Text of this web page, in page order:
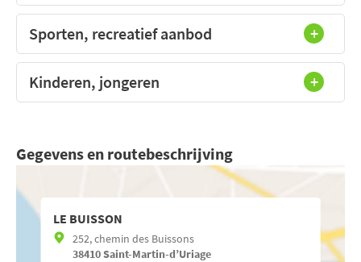
Sporten, recreatief aanbod
Kinderen, jongeren
Gegevens en routebeschrijving
LE BUISSON
252, chemin des Buissons
38410Saint-Martin-d’Uriage